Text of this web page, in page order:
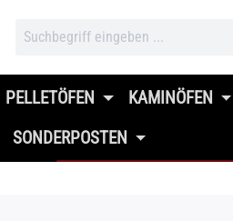
PELLETÖFEN KAMINÖFEN
SONDERPOSTEN